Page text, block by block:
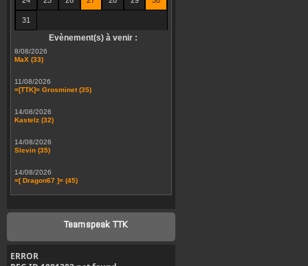
31
Evènement(s) à venir :
8/08/2026
MaX (33)
11/08/2026
=[TTK]= Grosminet (35)
14/08/2026
Kastelz (32)
14/08/2026
Slevin (35)
14/08/2026
=[ Dragon67 ]= (45)
Teamspeak TTK
ERROR